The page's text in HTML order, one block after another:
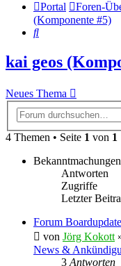
Portal Foren-
(Komponente #5)
Suche
kai geos
Neues Thema
4 Themen • Seite 1 von 1
Bekanntmachungen
Antworten
Zugriffe
Letzter
Forum
von Jörg Kokott
News &
3 Antworten